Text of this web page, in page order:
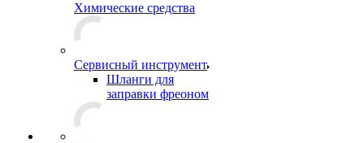
Химические средства
Сервисный инструмент
Шланги для
заправки фреоном